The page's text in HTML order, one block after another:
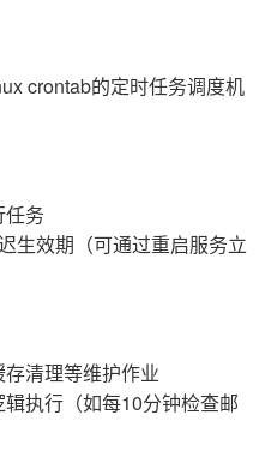
crontab的定时任务调度机
任务
生效期（可通过重启服务立
清理等维护作业
执行（如每10分钟检查邮